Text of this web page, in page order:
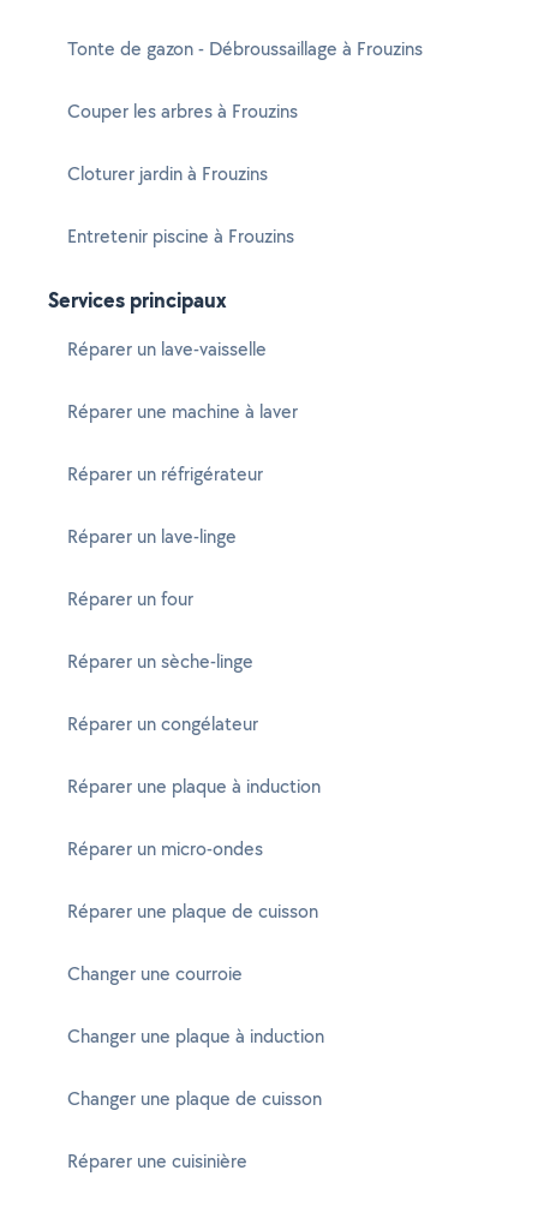
Tonte de gazon - Débroussaillage à Frouzins
Couper les arbres à Frouzins
Cloturer jardin à Frouzins
Entretenir piscine à Frouzins
Services principaux
Réparer un lave-vaisselle
Réparer une machine à laver
Réparer un réfrigérateur
Réparer un lave-linge
Réparer un four
Réparer un sèche-linge
Réparer un congélateur
Réparer une plaque à induction
Réparer un micro-ondes
Réparer une plaque de cuisson
Changer une courroie
Changer une plaque à induction
Changer une plaque de cuisson
Réparer une cuisinière